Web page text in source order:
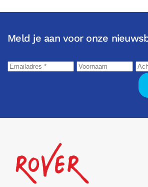
Meld je aan voor onze